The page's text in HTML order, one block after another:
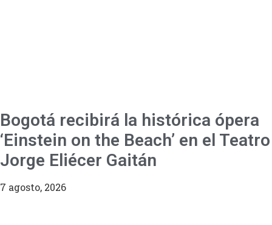
Bogotá recibirá la histórica ópera
‘Einstein on the Beach’ en el Teatro
Jorge Eliécer Gaitán
7 agosto, 2026